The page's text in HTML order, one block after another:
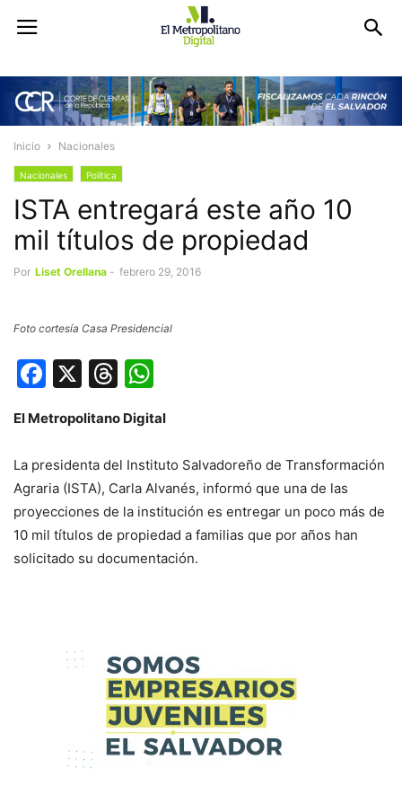
Inicio Nacionales
Nacionales Política
ISTA entregará este año 10
mil títulos de propiedad
Por Liset Orellana - febrero 29, 2016
Foto cortesía Casa Presidencial
Facebook
X Threads
El Metropolitano Digital
La presidenta del Instituto Salvadoreño de Transformación
Agraria (ISTA), Carla Alvanés, informó que una de las
proyecciones de la institución es entregar un poco más de
10 mil títulos de propiedad a familias que por años han
solicitado su documentación.